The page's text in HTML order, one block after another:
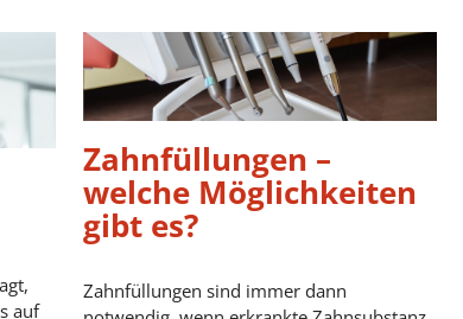
auf
Zahnfüllungen –
welche Möglichkeiten
gibt es?
Zahnfüllungen sind immer dann